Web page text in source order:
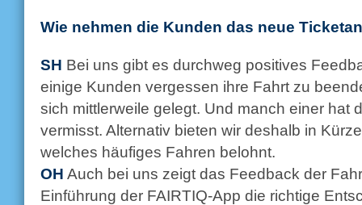
Wie nehmen die Kunden das neue
SH Bei uns gibt es durchweg positives
einige Kunden vergessen ihre Fahrt zu
sich mittlerweile gelegt. Und manch einer hat
vermisst. Alternativ bieten wir deshalb in
welches häufiges Fahren belohnt.
OH Auch bei uns zeigt das Feedback der
Einführung der FAIRTIQ-App die richtige